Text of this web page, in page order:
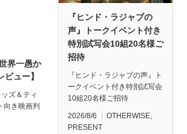
界一愚か
ュー】
ッズ＆ティ
向き映画判
『ヒンド・ラジャブの
声』トークイベント付き
特別試写会10組20名様ご
招待
『ヒンド・ラジャブの声』ト
ークイベント付き特別試写会
10組20名様ご招待
2026/8/6 OTHERWISE
PRESENT